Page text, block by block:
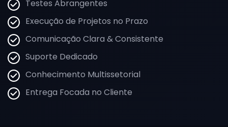
Testes Abrangentes
Execução de Projetos no Prazo
Comunicação Clara & Consistente
Suporte Dedicado
Conhecimento Multissetorial
Entrega Focada no Cliente